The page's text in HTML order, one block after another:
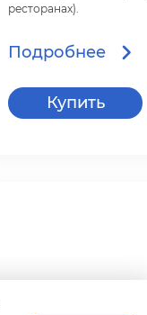
ресторанах).
Подробнее
Купить